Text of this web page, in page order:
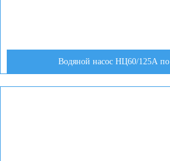
Водяной насос НЦ60/125А по